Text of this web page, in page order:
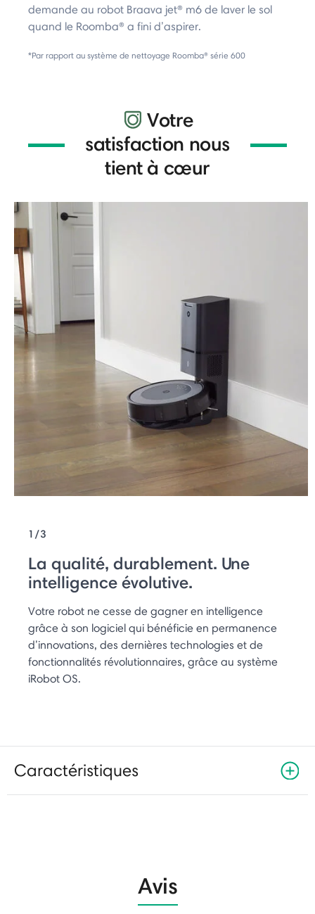
demande au robot Braava jet® m6 de laver le sol
quand le Roomba® a fini d’aspirer.
*Par rapport au système de nettoyage Roomba® série 600
Votre
satisfaction nous
tient à cœur
1/3
La qualité, durablement. Une
intelligence évolutive.
Votre robot ne cesse de gagner en intelligence
grâce à son logiciel qui bénéficie en permanence
d’innovations, des dernières technologies et de
fonctionnalités révolutionnaires, grâce au système
iRobot OS.
Caractéristiques
Avis